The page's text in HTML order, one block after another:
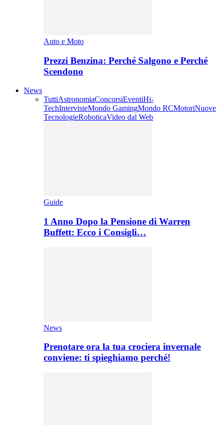
Auto e Moto
Prezzi Benzina: Perché Salgono e Perché
Scendono
News
TuttiAstronomiaConcorsiEventiHi-
TechIntervisteMondo GamingMondo RCMotoriNuove
TecnologieRoboticaVideo dal Web
Guide
1 Anno Dopo la Pensione di Warren
Buffett: Ecco i Consigli…
News
Prenotare ora la tua crociera invernale
conviene: ti spieghiamo perché!